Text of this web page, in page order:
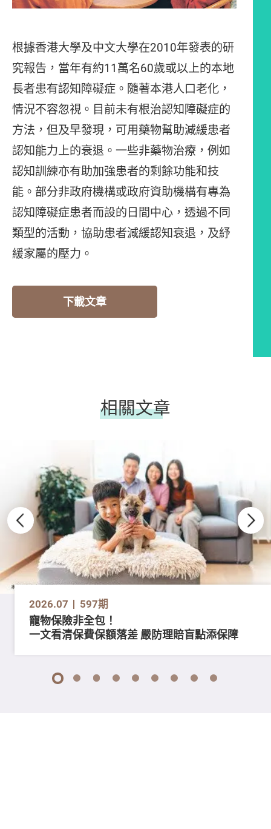
根據香港大學及中文大學在2010年發表的研
究報告，當年有約11萬名60歲或以上的本地
長者患有認知障礙症。隨著本港人口老化，
情況不容忽視。目前未有根治認知障礙症的
方法，但及早發現，可用藥物幫助減緩患者
認知能力上的衰退。一些非藥物治療，例如
認知訓練亦有助加強患者的剩餘功能和技
能。部分非政府機構或政府資助機構有專為
認知障礙症患者而設的日間中心，透過不同
類型的活動，協助患者減緩認知衰退，及紓
緩家屬的壓力。
下載文章
相關文章
2026.07 597期
寵物保險非全包！
一文看清保費保額落差 嚴防理賠盲點添保障
1 2 3 4 5 6 7 8 9